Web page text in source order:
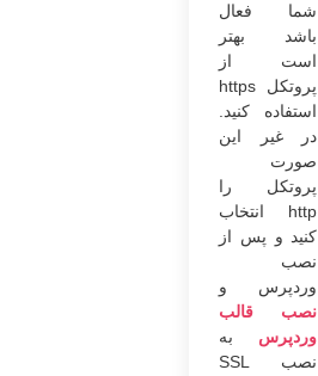
شما فعال
باشد بهتر
است از
پروتکل https
استفاده کنید.
در غیر این
صورت
پروتکل را
http انتخاب
کنید و پس از
نصب
وردپرس و
نصب قالب
وردپرس به
نصب SSL